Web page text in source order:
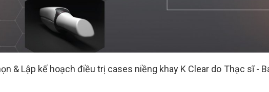
& Lập kế hoạch điều trị cases niềng khay K Clear do Thạc sĩ -